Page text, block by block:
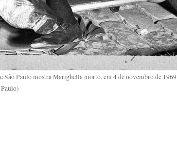
São Paulo mostra Marighella morto, em 4 de novembro de 1969